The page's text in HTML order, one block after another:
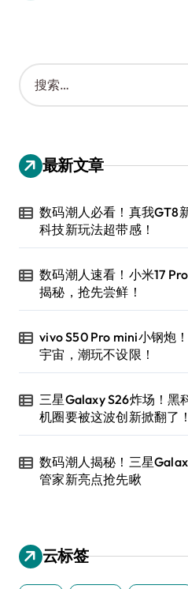
搜
索
：
最新文章
数码潮人必看！真我GT8
科技新玩法超带感！
数码潮人速看！小米17
揭秘，抢先尝鲜！
vivo S50 Pro mini小钢炮
宇宙，潮玩不设限！
三星Galaxy S26炸场！黑
机圈要被这波创新掀翻了！
数码潮人揭秘！三星
管家新亮点抢先瞅
云标签